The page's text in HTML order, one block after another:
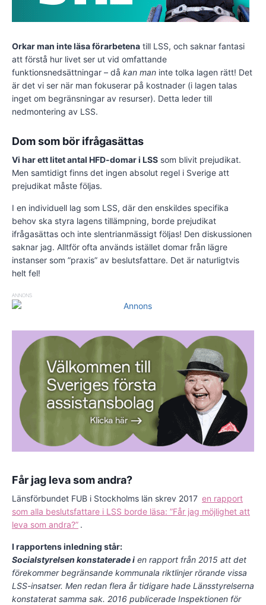
Orkar man inte läsa förarbetena till LSS, och saknar fantasi
att förstå hur livet ser ut vid omfattande
funktionsnedsättningar – då kan man inte tolka lagen rätt! Det
är det vi ser när man fokuserar på kostnader (i lagen talas
inget om begränsningar av resurser). Detta leder till
nedmontering av LSS.
Dom som bör ifrågasättas
Vi har ett litet antal HFD-domar i LSS som blivit prejudikat.
Men samtidigt finns det ingen absolut regel i Sverige att
prejudikat måste följas.
I en individuell lag som LSS, där den enskildes specifika
behov ska styra lagens tillämpning, borde prejudikat
ifrågasättas och inte slentrianmässigt följas! Den diskussionen
saknar jag. Alltför ofta används istället domar från lägre
instanser som ”praxis” av beslutsfattare. Det är naturligtvis
helt fel!
ANNONS
Får jag leva som andra?
Länsförbundet FUB i Stockholms län skrev 2017 en rapport
som alla beslutsfattare i LSS borde läsa: ”Får jag möjlighet att
leva som andra?” .
I rapportens inledning står:
Socialstyrelsen konstaterade i en rapport från 2015 att det
förekommer begränsande kommunala riktlinjer rörande vissa
LSS-insatser. Men redan flera år tidigare hade Länsstyrelserna
konstaterat samma sak. 2016 publicerade Inspektionen för